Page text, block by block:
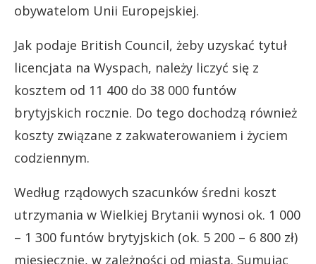
obywatelom Unii Europejskiej.
Jak podaje British Council, żeby uzyskać tytuł
licencjata na Wyspach, należy liczyć się z
kosztem od 11 400 do 38 000 funtów
brytyjskich rocznie. Do tego dochodzą również
koszty związane z zakwaterowaniem i życiem
codziennym.
Według rządowych szacunków średni koszt
utrzymania w Wielkiej Brytanii wynosi ok. 1 000
– 1 300 funtów brytyjskich (ok. 5 200 – 6 800 zł)
miesięcznie, w zależności od miasta. Sumując